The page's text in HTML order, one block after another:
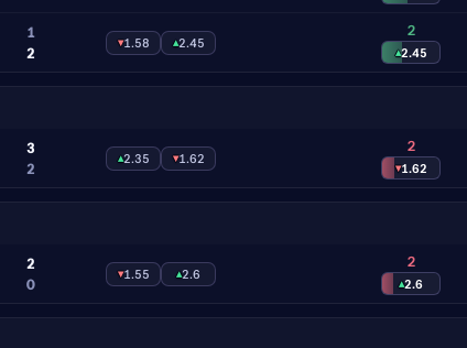
1
2
▾1.58 ▴2.45
2
▴2.45
3
2
▴2.35 ▾1.62
2
▾1.62
2
0
▾1.55 ▴2.6
2
▴2.6